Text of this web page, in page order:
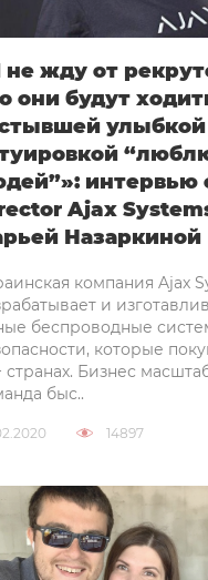
не жду от
они будут
интервью
Ajax
Назаркиной
компания Ajax
и
беспроводные
которые
странах. Бизнес
быс..
14897